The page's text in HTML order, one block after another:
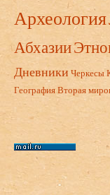
Археология
Абхазии
Дневники Черкесы
ГеографияВторая